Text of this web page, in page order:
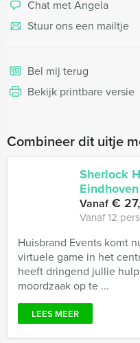
Chat met Angela
Stuur ons een mailtje
Bel mij terug
Bekijk printbare versie
Combineer dit uitje
Sherlock
Eindhoven
Vanaf€
Vanaf 12
Huisbrand Events komt
virtuele game in het
heeft dringend jullie
moordzaak op te ...
LEES MEER